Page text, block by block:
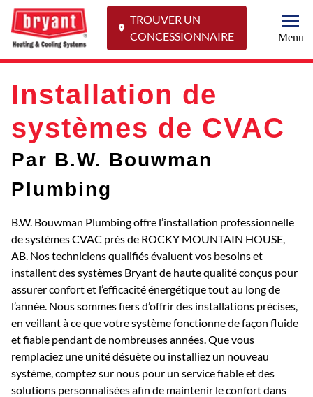
TROUVER UN
CONCESSIONNAIRE
Menu
Installation de
systèmes de CVAC
Par B.W. Bouwman
Plumbing
B.W. Bouwman Plumbing offre l’installation professionnelle
de systèmes CVAC près de ROCKY MOUNTAIN HOUSE,
AB. Nos techniciens qualifiés évaluent vos besoins et
installent des systèmes Bryant de haute qualité conçus pour
assurer confort et l’efficacité énergétique tout au long de
l’année. Nous sommes fiers d’offrir des installations précises,
en veillant à ce que votre système fonctionne de façon fluide
et fiable pendant de nombreuses années. Que vous
remplaciez une unité désuète ou installiez un nouveau
système, comptez sur nous pour un service fiable et des
solutions personnalisées afin de maintenir le confort dans